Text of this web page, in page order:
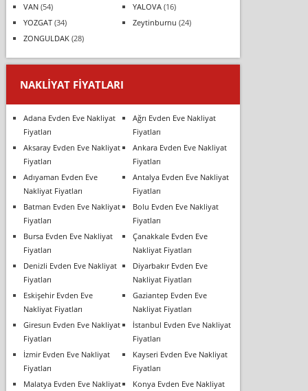
VAN(54) YALOVA(16)
YOZGAT(34) Zeytinburnu (24)
ZONGULDAK(28)
NAKLIYAT FIYATLARI
Adana Evden Eve Nakliyat
Fiyatları
Ağrı Evden Eve Nakliyat
Fiyatları
Aksaray Evden Eve Nakliyat
Fiyatları
Ankara Evden Eve Nakliyat
Fiyatları
Adıyaman Evden Eve
Nakliyat Fiyatları
Antalya Evden Eve Nakliyat
Fiyatları
Batman Evden Eve Nakliyat
Fiyatları
Bolu Evden Eve Nakliyat
Fiyatları
Bursa Evden Eve Nakliyat
Fiyatları
Çanakkale Evden Eve
Nakliyat Fiyatları
Denizli Evden Eve Nakliyat
Fiyatları
Diyarbakır Evden Eve
Nakliyat Fiyatları
Eskişehir Evden Eve
Nakliyat Fiyatları
Gaziantep Evden Eve
Nakliyat Fiyatları
Giresun Evden Eve Nakliyat
Fiyatları
İstanbul Evden Eve Nakliyat
Fiyatları
İzmir Evden Eve Nakliyat
Fiyatları
Kayseri Evden Eve Nakliyat
Fiyatları
Malatya Evden Eve Nakliyat
Konya Evden Eve Nakliyat